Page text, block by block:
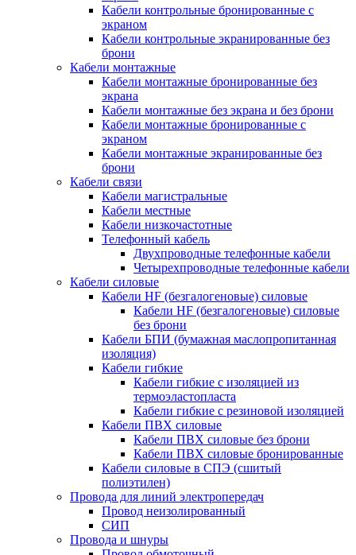
Кабели контрольные бронированные с
экраном
Кабели контрольные экранированные без
брони
Кабели монтажные
Кабели монтажные бронированные без
экрана
Кабели монтажные без экрана и без брони
Кабели монтажные бронированные с
экраном
Кабели монтажные экранированные без
брони
Кабели связи
Кабели магистральные
Кабели местные
Кабели низкочастотные
Телефонный кабель
Двухпроводные телефонные кабели
Четырехпроводные телефонные кабели
Кабели силовые
Кабели HF (безгалогеновые) силовые
Кабели HF (безгалогеновые) силовые
без брони
Кабели БПИ (бумажная маслопропитанная
изоляция)
Кабели гибкие
Кабели гибкие с изоляцией из
термоэластопласта
Кабели гибкие с резиновой изоляцией
Кабели ПВХ силовые
Кабели ПВХ силовые без брони
Кабели ПВХ силовые бронированные
Кабели силовые в СПЭ (сшитый
полиэтилен)
Провода для линий электропередач
Провод неизолированный
СИП
Провода и шнуры